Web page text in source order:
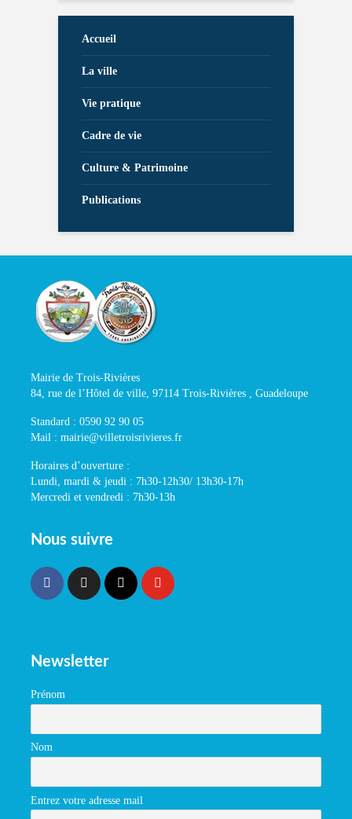
Accueil
La ville
Vie pratique
Cadre de vie
Culture & Patrimoine
Publications
Mairie de Trois-Rivières
84, rue de l’Hôtel de ville, 97114 Trois-Rivières , Guadeloupe
Standard : 0590 92 90 05
Mail : mairie@villetroisrivieres.fr
Horaires d’ouverture :
Lundi, mardi & jeudi : 7h30-12h30/ 13h30-17h
Mercredi et vendredi : 7h30-13h
Nous suivre
Newsletter
Prénom
Nom
Entrez votre adresse mail